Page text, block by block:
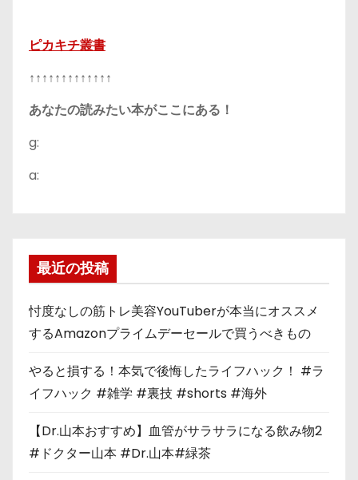
ピカキチ叢書
↑↑↑↑↑↑↑↑↑↑↑↑↑
あなたの読みたい本がここにある！
g:
a:
最近の投稿
忖度なしの筋トレ美容YouTuberが本当にオススメ
するAmazonプライムデーセールで買うべきもの
やると損する！本気で後悔したライフハック！ #ラ
イフハック #雑学 #裏技 #shorts #海外
【Dr.山本おすすめ】血管がサラサラになる飲み物2
#ドクター山本 #Dr.山本#緑茶